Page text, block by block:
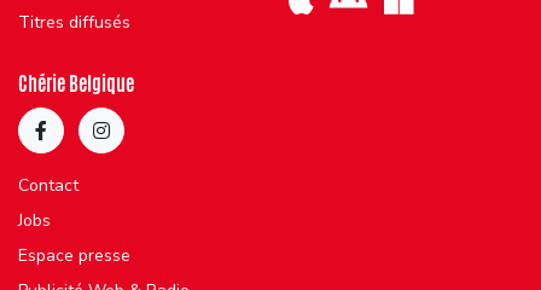
Titres diffusés
Chérie Belgique
Contact
Jobs
Espace presse